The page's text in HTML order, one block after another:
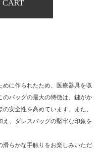
CART
に作られたため、医療器具を収
バッグの最大の特徴は、鍵がか
安全性を高めています。また、
、ダレスバッグの堅牢な印象を
滑らかな手触りをお楽しみいただ